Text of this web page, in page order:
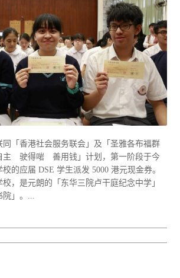
同「香港社会服务联会」及「圣雅各布福群
主 驶得啱 善用钱」计划，第一阶段于今
的应届 DSE 学生派发 5000 港元现金券。
，是元朗的「东华三院卢干庭纪念中学」
」。...